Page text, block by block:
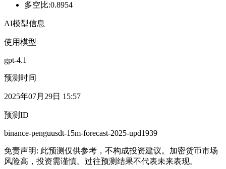
多空比:0.8954
AI模型信息
使用模型
gpt-4.1
预测时间
2025年07月29日 15:57
预测ID
binance-penguusdt-15m-forecast-2025-upd1939
免责声明: 此预测仅供参考，不构成投资建议。加密货币市场
风险高，投资需谨慎。过往预测结果不代表未来表现。